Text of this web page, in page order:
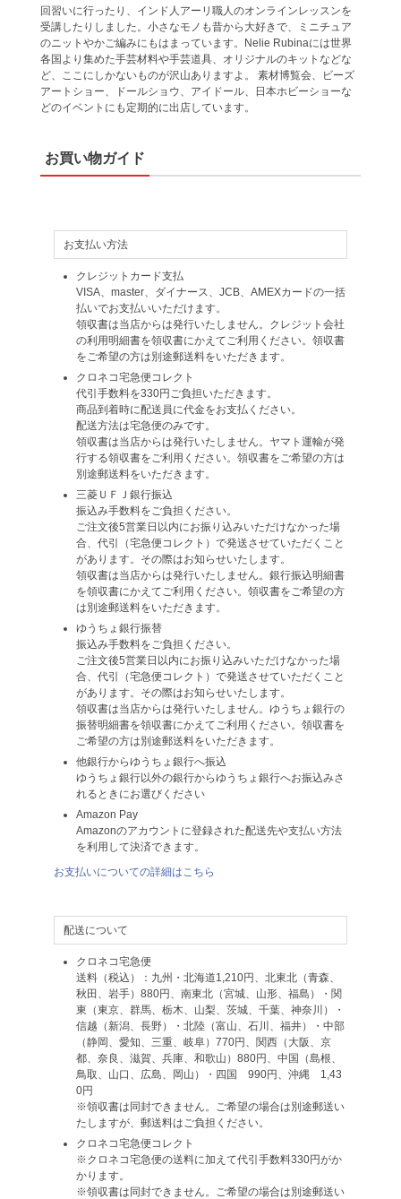
回習いに行ったり、インド人アーリ職人のオンラインレッスンを
受講したりしました。小さなモノも昔から大好きで、ミニチュア
のニットやかご編みにもはまっています。Nelie Rubinaには世界
各国より集めた手芸材料や手芸道具、オリジナルのキットなどな
ど、ここにしかないものが沢山ありますよ。 素材博覧会、ビーズ
アートショー、ドールショウ、アイドール、日本ホビーショーな
どのイベントにも定期的に出店しています。
お買い物ガイド
お支払い方法
クレジットカード支払
VISA、master、ダイナース、JCB、AMEXカードの一括
払いでお支払いいただけます。
領収書は当店からは発行いたしません。クレジット会社
の利用明細書を領収書にかえてご利用ください。領収書
をご希望の方は別途郵送料をいただきます。
クロネコ宅急便コレクト
代引手数料を330円ご負担いただきます。
商品到着時に配送員に代金をお支払ください。
配送方法は宅急便のみです。
領収書は当店からは発行いたしません。ヤマト運輸が発
行する領収書をご利用ください。領収書をご希望の方は
別途郵送料をいただきます。
三菱ＵＦＪ銀行振込
振込み手数料をご負担ください。
ご注文後5営業日以内にお振り込みいただけなかった場
合、代引（宅急便コレクト）で発送させていただくこと
があります。その際はお知らせいたします。
領収書は当店からは発行いたしません。銀行振込明細書
を領収書にかえてご利用ください。領収書をご希望の方
は別途郵送料をいただきます。
ゆうちょ銀行振替
振込み手数料をご負担ください。
ご注文後5営業日以内にお振り込みいただけなかった場
合、代引（宅急便コレクト）で発送させていただくこと
があります。その際はお知らせいたします。
領収書は当店からは発行いたしません。ゆうちょ銀行の
振替明細書を領収書にかえてご利用ください。領収書を
ご希望の方は別途郵送料をいただきます。
他銀行からゆうちょ銀行へ振込
ゆうちょ銀行以外の銀行からゆうちょ銀行へお振込みさ
れるときにお選びください
Amazon Pay
Amazonのアカウントに登録された配送先や支払い方法
を利用して決済できます。
お支払いについての詳細はこちら
配送について
クロネコ宅急便
送料（税込）：九州・北海道1,210円、北東北（青森、
秋田、岩手）880円、南東北（宮城、山形、福島）・関
東（東京、群馬、栃木、山梨、茨城、千葉、神奈川）・
信越（新潟、長野）・北陸（富山、石川、福井）・中部
（静岡、愛知、三重、岐阜）770円、関西（大阪、京
都、奈良、滋賀、兵庫、和歌山）880円、中国（島根、
鳥取、山口、広島、岡山）・四国 990円、沖縄 1,43
0円
※領収書は同封できません。ご希望の場合は別途郵送い
たしますが、郵送料はご負担ください。
クロネコ宅急便コレクト
※クロネコ宅急便の送料に加えて代引手数料330円がか
かります。
※領収書は同封できません。ご希望の場合は別途郵送い